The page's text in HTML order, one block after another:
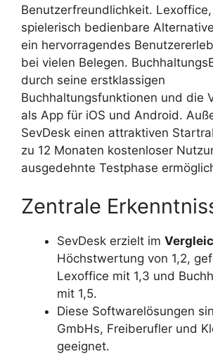
Benutzerfreundlichkeit.
spielerisch bedienbare
ein hervorragendes
bei vielen Belegen.
durch seine erstklassigen
Buchhaltungsfunktionen und die
als App für iOS und Android.
SevDesk einen attraktiven
zu 12 Monaten kostenloser
ausgedehnte Testphase
Zentrale
SevDesk erzielt im
Höchstwertung von 1,2,
Lexoffice mit 1,3 und
mit 1,5.
Diese Softwarelösungen
GmbHs, Freiberufler und
geeignet.